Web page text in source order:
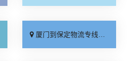
厦门到保定物流专线_全程直达「高效运输」